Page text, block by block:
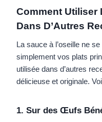
Comment Utiliser
Dans D’Autres
La sauce à l’oseille ne
simplement vos plats
utilisée dans d’autres
délicieuse et originale.
1. Sur des Œufs